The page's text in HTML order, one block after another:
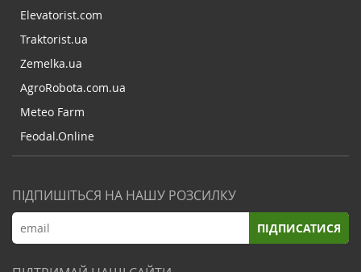
Elevatorist.com
Traktorist.ua
Zemelka.ua
AgroRobota.com.ua
Meteo Farm
Feodal.Online
ПІДПИШІТЬСЯ НА НАШУ РОЗСИЛКУ
ПІДПИСАТИСЯ